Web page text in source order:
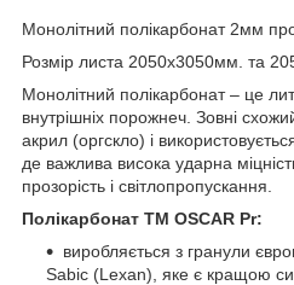
Монолітний полікарбонат 2мм
Розмір листа 2050х3050мм. та
Монолітний полікарбонат – це
внутрішніх порожнеч. Зовні
акрил (оргскло) і
де важлива висока ударна
прозорість і світлопропускання.
Полікарбонат ТМ OSCAR Pr:
виробляється з гранули
Sabic (Lexan), яке є кращою